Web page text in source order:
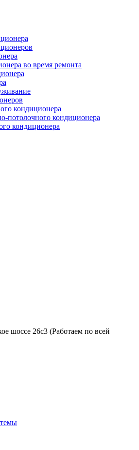
во время ремонта
кондиционера
потолочного кондиционера
кондиционера
шоссе 26с3 (Работаем по всей